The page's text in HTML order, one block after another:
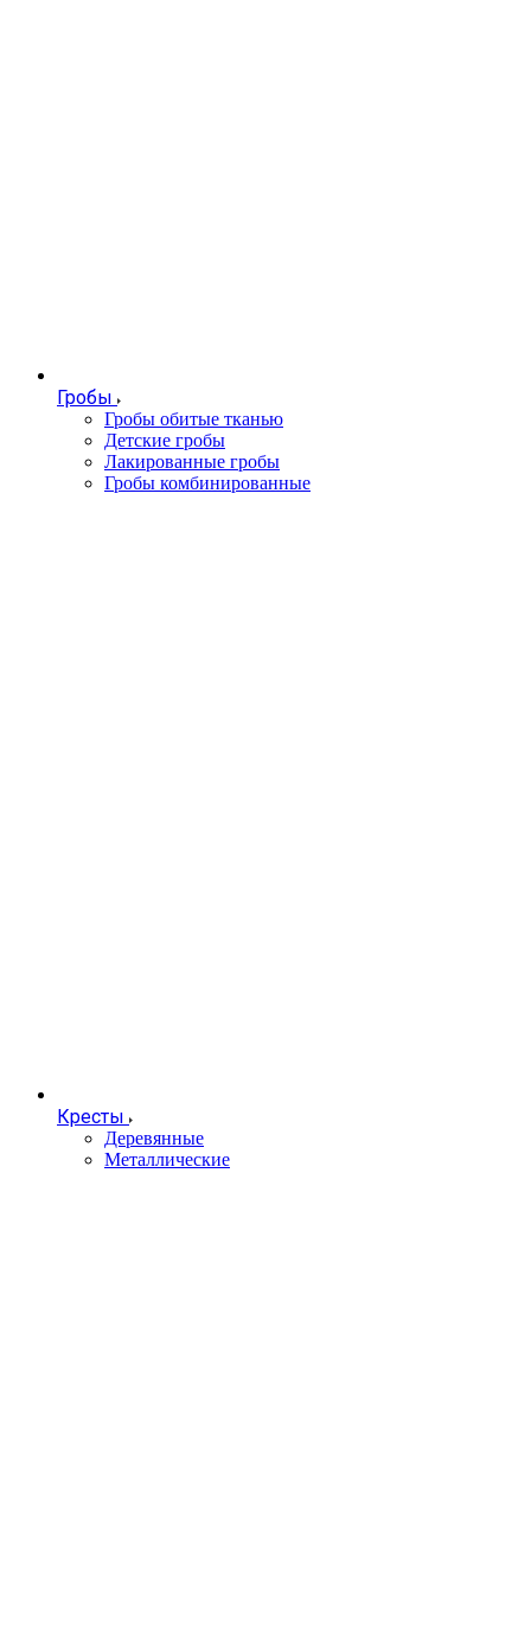
Гробы
Гробы обитые тканью
Детские гробы
Лакированные гробы
Гробы комбинированные
Кресты
Деревянные
Металлические